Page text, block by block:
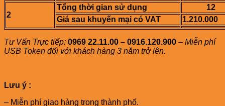
2
Tổng thời gian sử dụng
12
Giá sau khuyến mại có VAT
1.210.000
Tư Vấn Trực tiếp: 0969 22.11.00 – 0916.120.900 – Miễn phí
USB Token đối với khách hàng 3 năm trở lên.
Lưu ý :
– Miễn phí giao hàng trong thành phố.